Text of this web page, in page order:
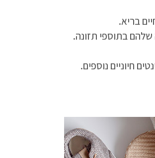
בריא.
בתוספי תזונה.
חיוניים נוספים.